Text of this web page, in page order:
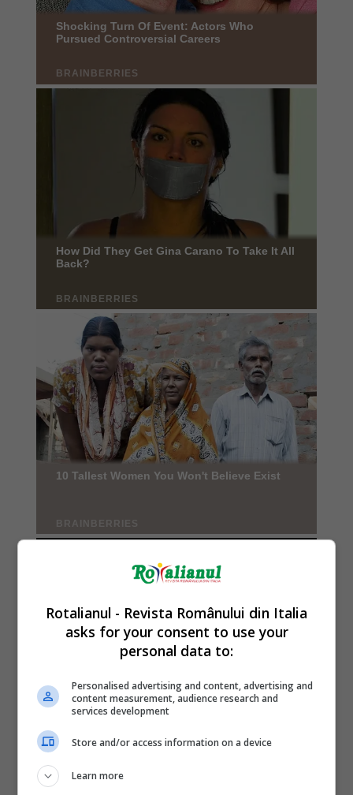
Rotalianul - Revista Românului din Italia
asks for your consent to use your
personal data to:
Personalised advertising and content, advertising and
content measurement, audience research and
services development
Store and/or access information on a device
Learn more